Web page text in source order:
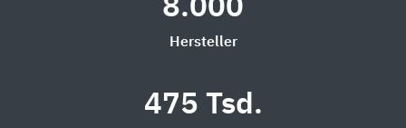
8.000
Hersteller
475 Tsd.